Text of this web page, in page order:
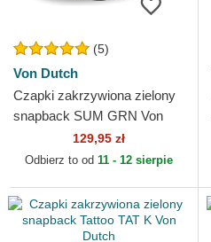
(5)
Von Dutch
Czapki zakrzywiona zielony
snapback SUM GRN Von
129,95 zł
Odbierz to od 11 - 12 sierpie